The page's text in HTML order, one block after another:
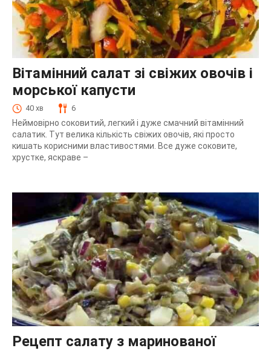
Вітамінний салат зі свіжих овочів і
морської капусти
40 хв 6
Неймовірно соковитий, легкий і дуже смачний вітамінний
салатик. Тут велика кількість свіжих овочів, які просто
кишать корисними властивостями. Все дуже соковите,
хрустке, яскраве –
Рецепт салату з маринованої